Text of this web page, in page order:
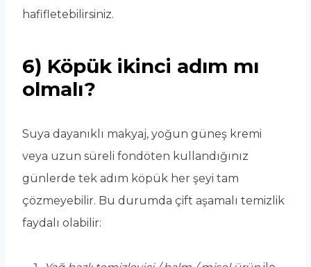
hafifletebilirsiniz.
6) Köpük ikinci adım mı
olmalı?
Suya dayanıklı makyaj, yoğun güneş kremi
veya uzun süreli fondöten kullandığınız
günlerde tek adım köpük her şeyi tam
çözmeyebilir. Bu durumda çift aşamalı temizlik
faydalı olabilir: